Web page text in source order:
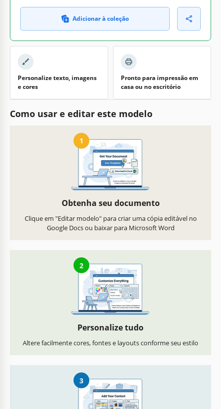
Adicionar à coleção
Personalize texto, imagens
e cores
Pronto para impressão em
casa ou no escritório
Como usar e editar este modelo
1
Obtenha seu documento
Clique em "Editar modelo" para criar uma cópia editável no
Google Docs ou baixar para Microsoft Word
2
Personalize tudo
Altere facilmente cores, fontes e layouts conforme seu estilo
3